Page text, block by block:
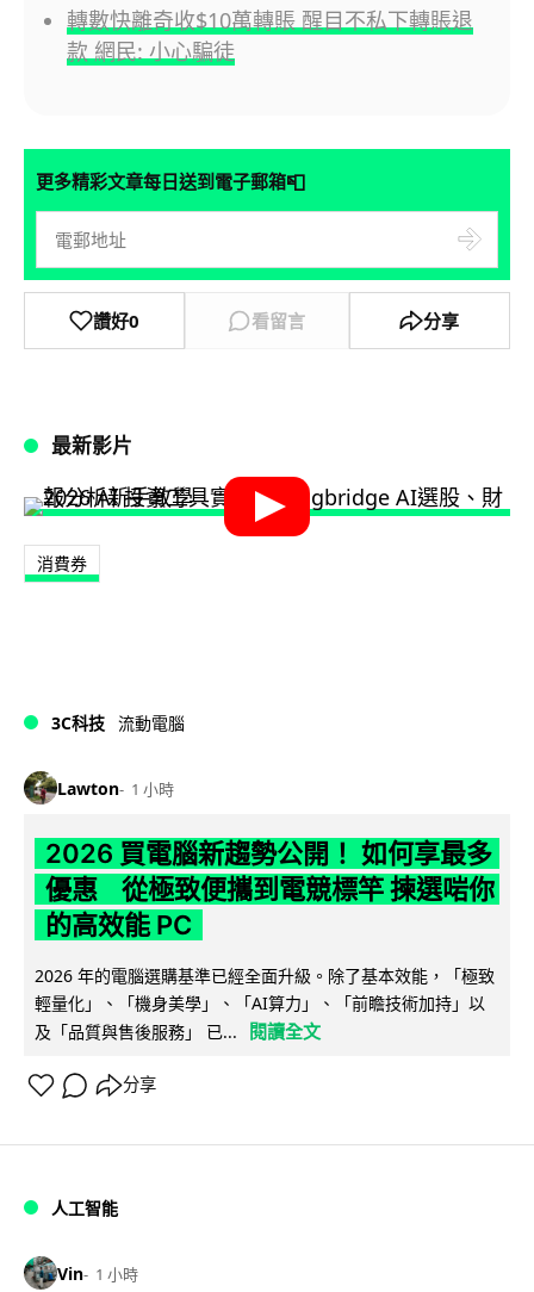
轉數快離奇收$10萬轉賬 醒目不私下轉賬退
款 網民: 小心騙徒
更多精彩文章每日送到電子郵箱📮
讚好0 看留言 分享
最新影片
消費券
3C科技 流動電腦
Lawton 1 小時
2026 買電腦新趨勢公開！ 如何享最多
優惠 從極致便攜到電競標竿 揀選啱你
的高效能 PC
2026 年的電腦選購基準已經全面升級。除了基本效能，「極致
輕量化」、「機身美學」、「AI算力」、「前瞻技術加持」以
及「品質與售後服務」 已...
閱讀全文
分享
人工智能
Vin 1 小時